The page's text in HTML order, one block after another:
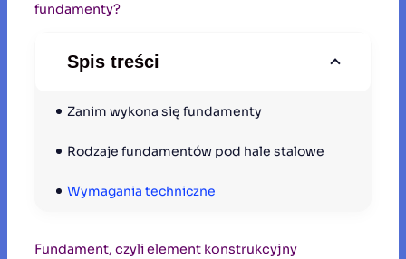
fundamenty?
Spis treści
Zanim wykona się fundamenty
Rodzaje fundamentów pod hale stalowe
Wymagania techniczne
Fundament, czyli element konstrukcyjny